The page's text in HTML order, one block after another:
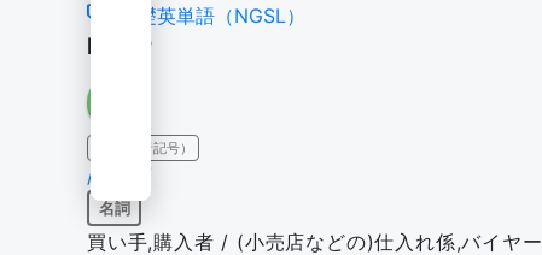
基礎英単語（NGSL）
buyer
IPA（発音記号）
/ˈbaɪər/
名詞
買い手,購入者 / (小売店などの)仕入れ係,バイヤー